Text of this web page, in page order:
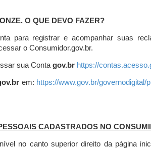
O QUE DEVO FAZER?
para registrar e acompanhar suas
o Consumidor.gov.br.
sua Conta gov.br https://
em: https://www.gov.br/
CADASTRADOS NO
no canto superior direito da página